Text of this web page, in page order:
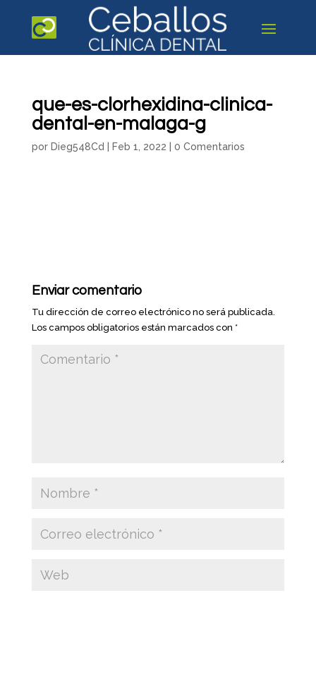
que-es-clorhexidina-clinica-
dental-en-malaga-g
por Dieg548Cd Feb 1, 2022 0 Comentarios
Enviar comentario
Tu dirección de correo electrónico no será publicada.
Los campos obligatorios están marcados con *